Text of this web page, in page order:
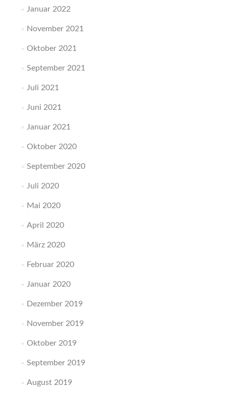
Januar 2022
November 2021
Oktober 2021
September 2021
Juli 2021
Juni 2021
Januar 2021
Oktober 2020
September 2020
Juli 2020
Mai 2020
April 2020
März 2020
Februar 2020
Januar 2020
Dezember 2019
November 2019
Oktober 2019
September 2019
August 2019